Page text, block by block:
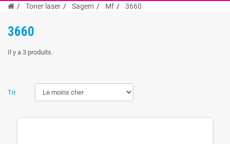
Toner laser Sagem Mf 3660
3660
Il y a 3 produits.
Tri